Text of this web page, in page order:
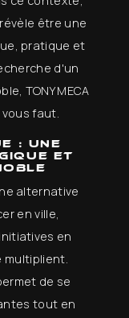
être une
pratique et
d'un
TONY MECA
vous faut.
: Une
et
alternative
en ville,
en
multiplient.
de se
tout en